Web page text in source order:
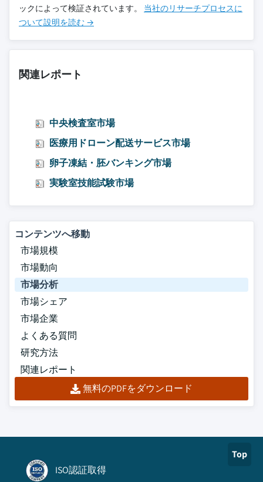
ックによって検証されています。 当社のリサーチプロセスに
ついて設明を読む →
関連レポート
中央検査室市場
医療用ドローン配送サービス市場
卵子凍結・胚バンキング市場
実験室技能試験市場
コンテンツへ移動
市場規模
市場動向
市場分析
市場シェア
市場企業
よくある質問
研究方法
関連レポート
無料のPDFをダウンロード
Top
ISO認証取得